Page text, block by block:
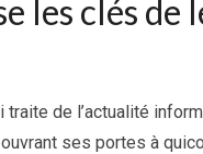
les clés de
traite de l’actualité
ses portes à